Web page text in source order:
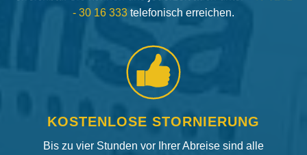
- 30 16 333 telefonisch erreichen.
KOSTENLOSE STORNIERUNG
Bis zu vier Stunden vor Ihrer Abreise sind alle